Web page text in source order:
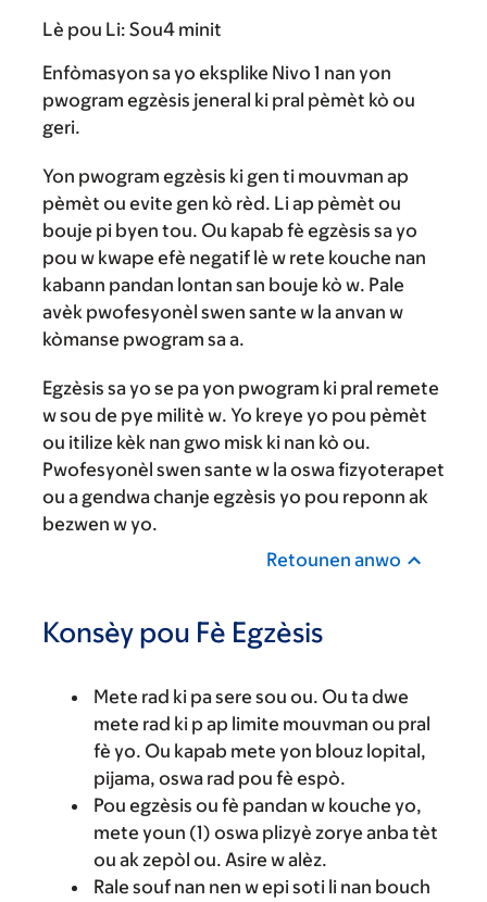
Lè pou Li: Sou4 minit
Enfòmasyon sa yo eksplike Nivo 1 nan yon
pwogram egzèsis jeneral ki pral pèmèt kò ou
geri.
Yon pwogram egzèsis ki gen ti mouvman ap
pèmèt ou evite gen kò rèd. Li ap pèmèt ou
bouje pi byen tou. Ou kapab fè egzèsis sa yo
pou w kwape efè negatif lè w rete kouche nan
kabann pandan lontan san bouje kò w. Pale
avèk pwofesyonèl swen sante w la anvan w
kòmanse pwogram sa a.
Egzèsis sa yo se pa yon pwogram ki pral remete
w sou de pye militè w. Yo kreye yo pou pèmèt
ou itilize kèk nan gwo misk ki nan kò ou.
Pwofesyonèl swen sante w la oswa fizyoterapet
ou a gendwa chanje egzèsis yo pou reponn ak
bezwen w yo.
Retounen anwo
Konsèy pou Fè Egzèsis
Mete rad ki pa sere sou ou. Ou ta dwe
mete rad ki p ap limite mouvman ou pral
fè yo. Ou kapab mete yon blouz lopital,
pijama, oswa rad pou fè espò.
Pou egzèsis ou fè pandan w kouche yo,
mete youn (1) oswa plizyè zorye anba tèt
ou ak zepòl ou. Asire w alèz.
Rale souf nan nen w epi soti li nan bouch